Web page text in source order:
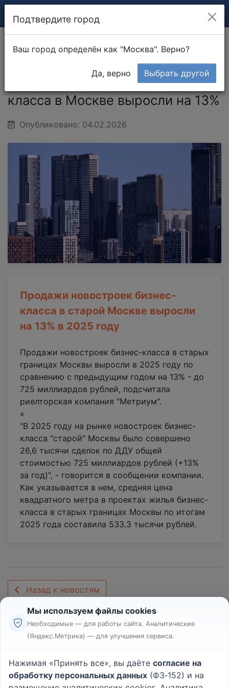
Новости
Продажи новостроек бизнес-класса
в Москве выросли на 13%
Продажи новостроек бизнес-
класса в Москве выросли на 13%
Опубликовано: 04.02.2026
Продажи новостроек бизнес-
класса в старой Москве выросли
на 13% в 2025 году
Продажи новостроек бизнес-класса в старых
границах Москвы выросли в 2025 году по
сравнению с предыдущим годом на 13% - до
725 миллиардов рублей, подсчитала
риелторская компания "Метриум".
«
"В 2025 году на рынке новостроек бизнес-
класса "старой" Москвы было совершено
26,6 тысячи сделок по ДДУ общей
стоимостью 725 миллиардов рублей (+13%
за год)", - говорится в сообщении компании.
Как указывается в нем, средняя цена
квадратного метра в проектах жилья бизнес-
класса в старых границах Москвы по итогам
2025 года составила 533,3 тысячи рублей.
Назад к новостям
Реклама
Пользовательское соглашение
Политика конфиденциальности
Подтвердите город
Ваш город определён как "Москва". Верно?
Да, верно Выбрать другой
Мы используем файлы cookies
Необходимые — для работы сайта. Аналитические
(Яндекс.Метрика) — для улучшения сервиса.
Нажимая «Принять все», вы даёте согласие на
обработку персональных данных (ФЗ‑152) и на